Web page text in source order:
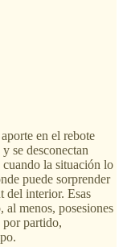
en el rebote
se desconectan
cuando la situación lo
puede sorprender
del interior. Esas
al menos, posesiones
por partido,